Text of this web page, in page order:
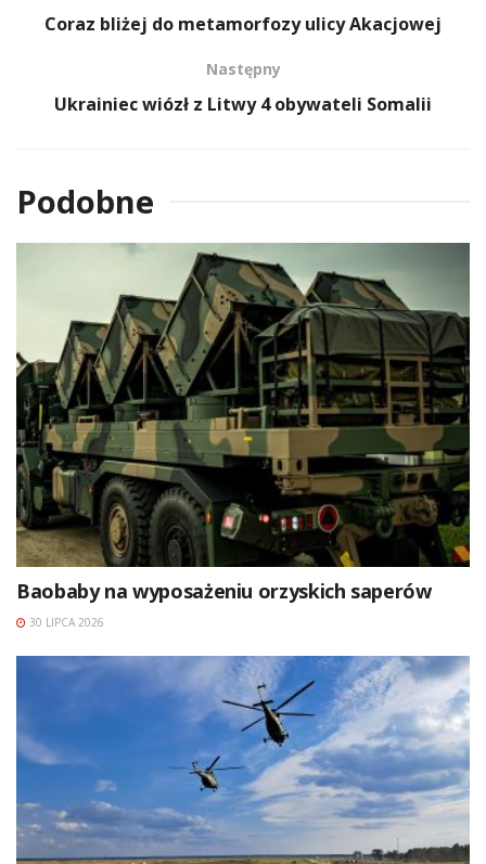
Coraz bliżej do metamorfozy ulicy Akacjowej
Następny
Ukrainiec wiózł z Litwy 4 obywateli Somalii
Podobne
Baobaby na wyposażeniu orzyskich saperów
30 LIPCA 2026